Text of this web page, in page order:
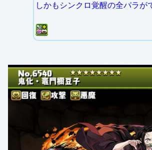
しかもシンクロ覚醒の全パラが